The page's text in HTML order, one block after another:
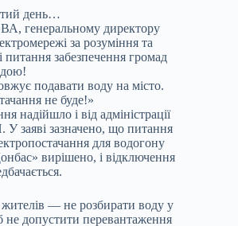
день…
генеральному директору
за розуміння та
забезпечення громад
подавати воду на місто.
не буде!»
надійшло і від адміністрації
заяві зазначено, що питання
для водогону
вирішено, і відключення
— не розбирати воду у
не допустити перевантаження